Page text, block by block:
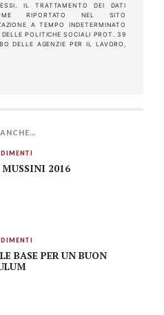
IL TRATTAMENTO DEI DATI
RIPORTATO NEL SITO
A TEMPO INDETERMINATO
POLITICHE SOCIALI PROT. 39
DELLE AGENZIE PER IL LAVORO,
2016
BASE PER UN BUON